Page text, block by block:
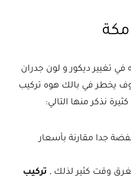
تغيير ديكور و لون جدران
يخطر في بالك هوه تركيب
نذكر منها التالي:
جدا مقارنة بأسعار
وقت كثير لذلك , تركيب